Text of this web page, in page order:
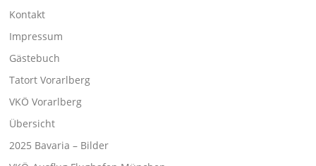
Kontakt
Impressum
Gästebuch
Tatort Vorarlberg
VKÖ Vorarlberg
Übersicht
2025 Bavaria – Bilder